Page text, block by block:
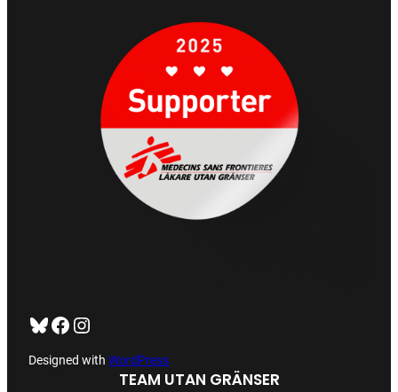
Bluesky Facebook https://www.instagram.com/tug_ck/
Designed with WordPress
TEAM UTAN GRÄNSER